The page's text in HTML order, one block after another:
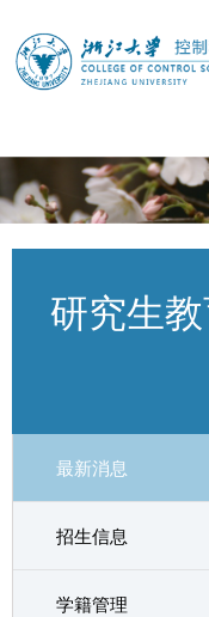
研究生
最新消息
招生信息
学籍管理